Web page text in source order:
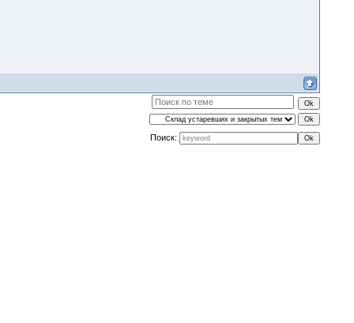
Поиск: